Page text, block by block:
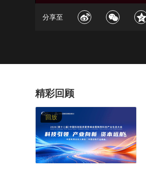
分享至
精彩回顾
回放